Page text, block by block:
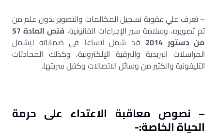
– تعرف علي عقوبة تسجيل المكالمات والتصوير بدون علم من
تم تصويره، وسلامة سير الإجراءات القانونية،
فنص المادة 57
من دستور 2014
قد شمل اتساعا فى ضماناته ليشمل
المراسلات البريدية والبرقية الإلكترونية، وكذلك المحادثات
التليفونية والكثير من وسائل الاتصالات وكفل سريتها.
– نصوص معاقبة الاعتداء على حرمة
الحياة الخاصة:-